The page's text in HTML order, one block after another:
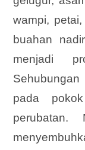
wampi,
buahan
menjadi
pada
perubatan.